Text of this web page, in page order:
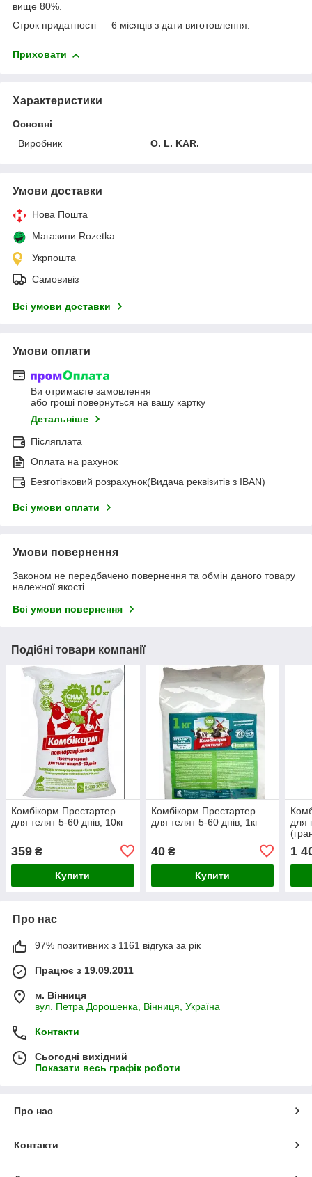
вище 80%.
Строк придатності — 6 місяців з дати виготовлення.
Приховати
Характеристики
Основні
Виробник
O. L. KAR.
Умови доставки
Нова Пошта
Магазини Rozetka
Укрпошта
Самовивіз
Всі умови доставки
Умови оплати
Ви отримаєте замовлення
або гроші повернуться на вашу картку
Детальніше
Післяплата
Оплата на рахунок
Безготівковий розрахунок(Видача реквізитів з IBAN)
Всі умови оплати
Умови повернення
Законом не передбачено повернення та обмін даного товару
належної якості
Всі умови повернення
Подібні товари компанії
Комбікорм Престартер
для телят 5-60 днів, 10кг
359 ₴
Купити
Комбікорм Престартер
для телят 5-60 днів, 1кг
40₴
Купити
для
1
Про нас
97% позитивних з 1161 відгука за рік
Працює з 19.09.2011
м. Вінниця
вул. Петра Дорошенка, Вінниця, Україна
Контакти
Сьогодні вихідний
Показати весь графік роботи
Про нас
Контакти